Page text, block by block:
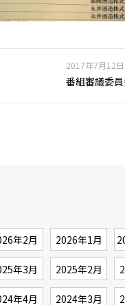
2017年7月12日
番組審議委
年2月 2026年1月
年3月 2025年2月
年4月 2024年3月